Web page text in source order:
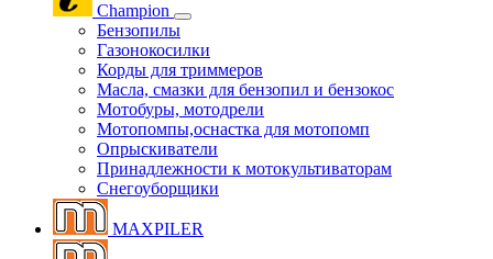
Champion
Бензопилы
Газонокосилки
Корды для триммеров
Масла, смазки для бензопил и бензокос
Мотобуры, мотодрели
Мотопомпы,оснастка для мотопомп
Опрыскиватели
Принадлежности к мотокультиваторам
Снегоуборщики
MAXPILER